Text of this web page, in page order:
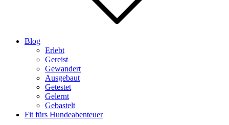
Blog
Erlebt
Gereist
Gewandert
Ausgebaut
Getestet
Gelernt
Gebastelt
Fit fürs Hundeabenteuer